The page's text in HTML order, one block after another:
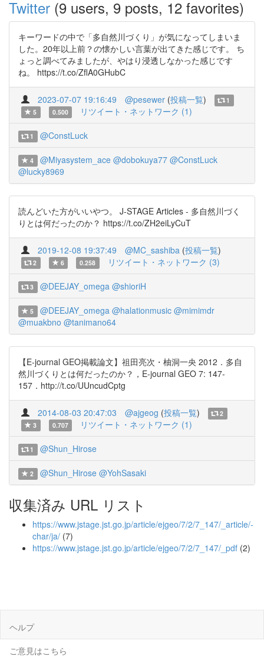
Twitter (9 users, 9 posts, 12 favorites)
キーワードの中で「多自然川づくり」が気になってしまいま
した。20年以上前？の懐かしい言葉が出てきた感じです。 ち
ょっと調べてみましたが、やはり浸透しなかった感じです
ね。 https://t.co/ZflA0GHubC
2023-07-07 19:16:49 @pesewer (投稿一覧)
1
5
0.500 リツイート・ネットワーク (1)
1 @ConstLuck
4 @Miyasystem_ace @dobokuya77 @ConstLuck
@lucky8969
読んどいた方がいいやつ。 J-STAGE Articles - 多自然川づく
りとは何だったのか？ https://t.co/ZH2eiLyCuT
2019-12-08 19:37:49 @MC_sashiba (投稿一覧)
2 6 0.258 リツイート・ネットワーク (3)
3 @DEEJAY_omega @shioriH
5 @DEEJAY_omega @halationmusic @mimimdr
@muakbno @tanimano64
【E-journal GEO掲載論文】祖田亮次・柚洞一央 2012．多自
然川づくりとは何だったのか？，E-journal GEO 7: 147-
157．http://t.co/UUncudCptg
2014-08-03 20:47:03 @ajgeog (投稿一覧)
2
3
0.707 リツイート・ネットワーク (1)
1 @Shun_Hirose
2 @Shun_Hirose @YohSasaki
収集済み URL リスト
https://www.jstage.jst.go.jp/article/ejgeo/7/2/7_147/_article/-
char/ja/ (7)
https://www.jstage.jst.go.jp/article/ejgeo/7/2/7_147/_pdf (2)
ヘルプ
ご意見はこちら